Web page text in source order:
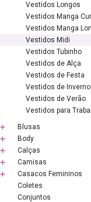
Vestidos Longos
Vestidos Manga
Vestidos Manga
Vestidos Midi
Vestidos Tubinho
Vestidos de Alça
Vestidos de Festa
Vestidos de Inverno
Vestidos de Verão
Vestidos para
Blusas
Body
Calças
Camisas
Casacos Femininos
Coletes
Conjuntos